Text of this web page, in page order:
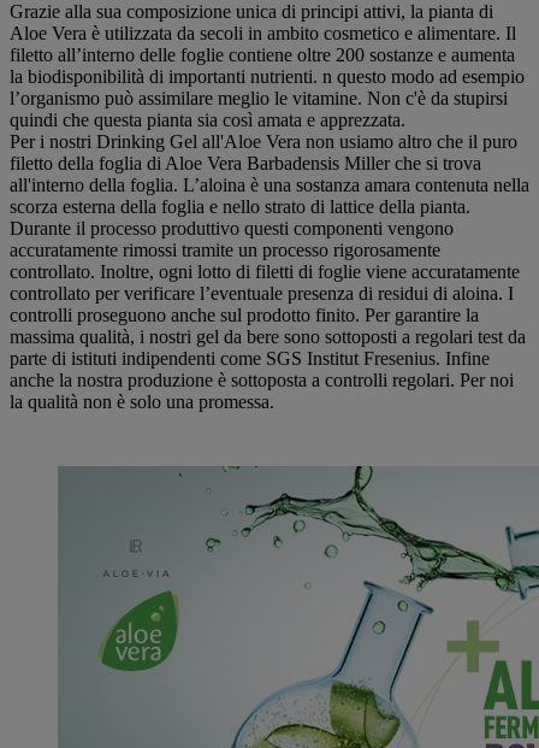
Grazie alla sua composizione unica di principi attivi, la pianta di
Aloe Vera è utilizzata da secoli in ambito cosmetico e alimentare. Il
filetto all’interno delle foglie contiene oltre 200 sostanze e aumenta
la biodisponibilità di importanti nutrienti. n questo modo ad esempio
l’organismo può assimilare meglio le vitamine. Non c'è da stupirsi
quindi che questa pianta sia così amata e apprezzata.
Per i nostri Drinking Gel all'Aloe Vera non usiamo altro che il puro
filetto della foglia di Aloe Vera Barbadensis Miller che si trova
all'interno della foglia. L’aloina è una sostanza amara contenuta nella
scorza esterna della foglia e nello strato di lattice della pianta.
Durante il processo produttivo questi componenti vengono
accuratamente rimossi tramite un processo rigorosamente
controllato. Inoltre, ogni lotto di filetti di foglie viene accuratamente
controllato per verificare l’eventuale presenza di residui di aloina. I
controlli proseguono anche sul prodotto finito. Per garantire la
massima qualità, i nostri gel da bere sono sottoposti a regolari test da
parte di istituti indipendenti come SGS Institut Fresenius. Infine
anche la nostra produzione è sottoposta a controlli regolari. Per noi
la qualità non è solo una promessa.